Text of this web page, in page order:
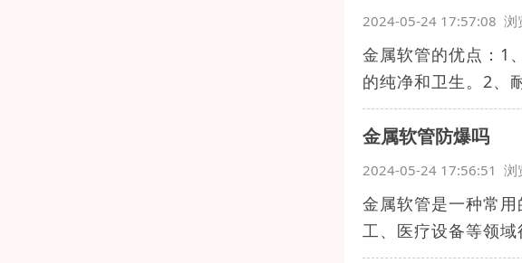
2024-05-24 17:57:08 浏
金属软管的优点：1
的纯净和卫生。2、
金属软管防爆吗
2024-05-24 17:56:51 浏
金属软管是一种常
工、医疗设备等领